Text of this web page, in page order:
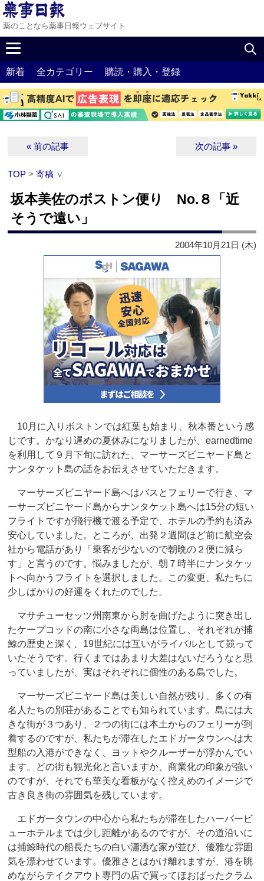
薬のことなら薬事日報ウェブサイト
新着 全カテゴリー 購読・購入・登録
« 前の記事 次の記事 »
TOP >寄稿 ∨
坂本美佐のボストン便り No.８「近
そうで遠い」
2004年10月21日 (木)
10月に入りボストンでは紅葉も始まり、秋本番という感
じです。かなり遅めの夏休みになりましたが、earnedtime
を利用して９月下旬に訪れた、マーサーズビニヤード島と
ナンタケット島の話をお伝えさせていただきます。
マーサーズビニヤード島へはバスとフェリーで行き、マ
ーサーズビニヤード島からナンタケット島へは15分の短い
フライトですが飛行機で渡る予定で、ホテルの予約も済み
安心していました。ところが、出発２週間ほど前に航空会
社から電話があり「乗客が少ないので朝晩の２便に減ら
す」と言うのです。悩みましたが、朝７時半にナンタケッ
トへ向かうフライトを選択しました。この変更、私たちに
少しばかりの好運をくれたのでした。
マサチューセッツ州南東から肘を曲げたように突き出し
たケープコッドの南に小さな両島は位置し、それぞれが捕
鯨の歴史と深く、19世紀には互いがライバルとして競って
いたそうです。行くまではあまり大差はないだろうなと思
っていましたが、実はそれぞれに個性のある島でした。
マーサーズビニヤード島は美しい自然が残り、多くの有
名人たちの別荘があることでも知られています。島には大
きな街が３つあり、２つの街には本土からのフェリーが到
着するのですが、私たちが滞在したエドガータウンへは大
型船の入港ができなく、ヨットやクルーザーが浮かんでい
ます。どの街も観光化と言いますか、商業化の印象が強い
のですが、それでも華美な看板がなく控えめのイメージで
古き良き街の雰囲気を残しています。
エドガータウンの中心から私たちが滞在したハーバービ
ューホテルまでは少し距離があるのですが、その道沿いに
は捕鯨時代の船長たちの白い瀟洒な家が並び、優雅な雰囲
気を漂わせています。優雅さとはかけ離れますが、港を眺
めながらテイクアウト専門の店で買ってほおばったクラム